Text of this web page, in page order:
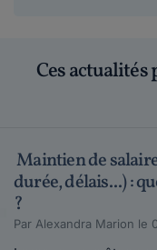
Ces
Maintien de
durée, délais...) :
?
Par Alexandra Marion le